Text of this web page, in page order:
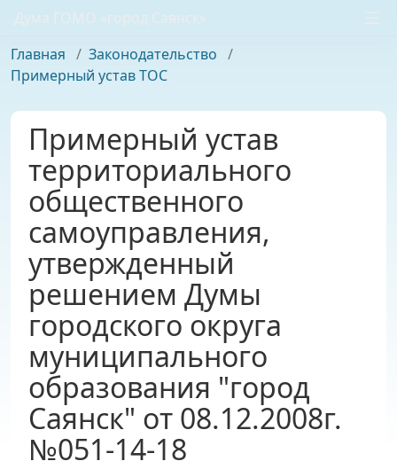
Дума ГОМО «город Саянск»
Главная / Законодательство /
Примерный устав ТОС
Примерный устав
территориального
общественного
самоуправления,
утвержденный
решением Думы
городского округа
муниципального
образования "город
Саянск" от 08.12.2008г.
№051-14-18